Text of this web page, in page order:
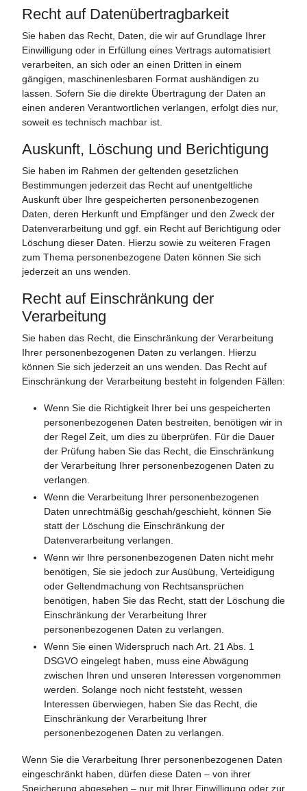
Recht auf Daten­übertrag­barkeit
Sie haben das Recht, Daten, die wir auf Grundlage Ihrer
Einwilligung oder in Erfüllung eines Vertrags automatisiert
verarbeiten, an sich oder an einen Dritten in einem
gängigen, maschinenlesbaren Format aushändigen zu
lassen. Sofern Sie die direkte Übertragung der Daten an
einen anderen Verantwortlichen verlangen, erfolgt dies nur,
soweit es technisch machbar ist.
Auskunft, Löschung und Berichtigung
Sie haben im Rahmen der geltenden gesetzlichen
Bestimmungen jederzeit das Recht auf unentgeltliche
Auskunft über Ihre gespeicherten personenbezogenen
Daten, deren Herkunft und Empfänger und den Zweck der
Datenverarbeitung und ggf. ein Recht auf Berichtigung oder
Löschung dieser Daten. Hierzu sowie zu weiteren Fragen
zum Thema personenbezogene Daten können Sie sich
jederzeit an uns wenden.
Recht auf Einschränkung der
Verarbeitung
Sie haben das Recht, die Einschränkung der Verarbeitung
Ihrer personenbezogenen Daten zu verlangen. Hierzu
können Sie sich jederzeit an uns wenden. Das Recht auf
Einschränkung der Verarbeitung besteht in folgenden Fällen:
Wenn Sie die Richtigkeit Ihrer bei uns gespeicherten
personenbezogenen Daten bestreiten, benötigen wir in
der Regel Zeit, um dies zu überprüfen. Für die Dauer
der Prüfung haben Sie das Recht, die Einschränkung
der Verarbeitung Ihrer personenbezogenen Daten zu
verlangen.
Wenn die Verarbeitung Ihrer personenbezogenen
Daten unrechtmäßig geschah/geschieht, können Sie
statt der Löschung die Einschränkung der
Datenverarbeitung verlangen.
Wenn wir Ihre personenbezogenen Daten nicht mehr
benötigen, Sie sie jedoch zur Ausübung, Verteidigung
oder Geltendmachung von Rechtsansprüchen
benötigen, haben Sie das Recht, statt der Löschung die
Einschränkung der Verarbeitung Ihrer
personenbezogenen Daten zu verlangen.
Wenn Sie einen Widerspruch nach Art. 21 Abs. 1
DSGVO eingelegt haben, muss eine Abwägung
zwischen Ihren und unseren Interessen vorgenommen
werden. Solange noch nicht feststeht, wessen
Interessen überwiegen, haben Sie das Recht, die
Einschränkung der Verarbeitung Ihrer
personenbezogenen Daten zu verlangen.
Wenn Sie die Verarbeitung Ihrer personenbezogenen Daten
eingeschränkt haben, dürfen diese Daten – von ihrer
Speicherung abgesehen – nur mit Ihrer Einwilligung oder zur